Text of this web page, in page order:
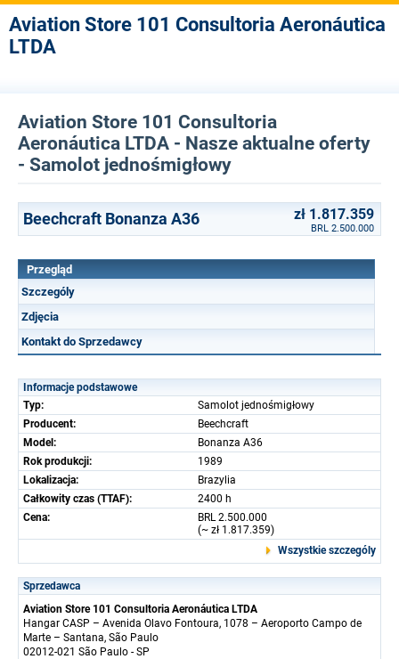
Aviation Store 101 Consultoria Aeronáutica
LTDA
Aviation Store 101 Consultoria
Aeronáutica LTDA - Nasze aktualne oferty
- Samolot jednośmigłowy
Beechcraft Bonanza A36 zł 1.817.359
BRL 2.500.000
Przegląd
Szczególy
Zdjęcia
Kontakt do Sprzedawcy
Informacje podstawowe
Typ:
Samolot jednośmigłowy
Producent:
Beechcraft
Model:
Bonanza A36
Rok produkcji:
1989
Lokalizacja:
Brazylia
Całkowity czas (TTAF):
2400 h
Cena:
BRL 2.500.000
(~ zł 1.817.359)
Wszystkie szczególy
Sprzedawca
Aviation Store 101 Consultoria Aeronáutica LTDA
Hangar CASP – Avenida Olavo Fontoura, 1078 – Aeroporto Campo de
Marte – Santana, São Paulo
02012-021 São Paulo - SP